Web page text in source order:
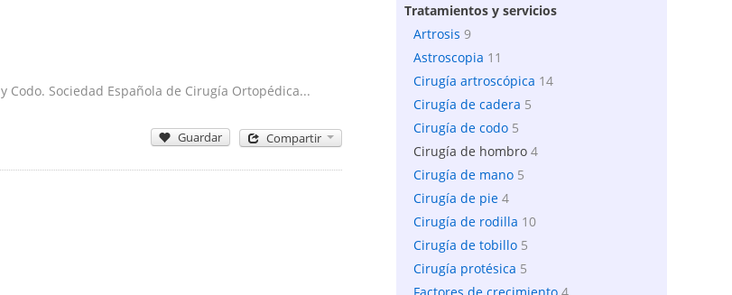
y Codo. Sociedad Española de Cirugía Ortopédica...
Guardar Compartir
Tratamientos y servicios
Artrosis 9
Astroscopia 11
Cirugía artroscópica 14
Cirugía de cadera 5
Cirugía de codo 5
Cirugía de hombro 4
Cirugía de mano 5
Cirugía de pie 4
Cirugía de rodilla 10
Cirugía de tobillo 5
Cirugía protésica 5